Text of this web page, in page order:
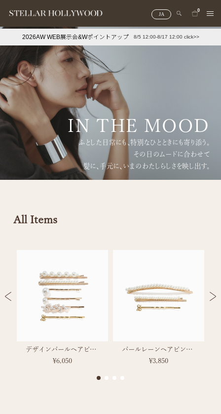
JA
0
#¥10,000以下プチプラアクセ #ランキング
#スタッフイチ押し（通勤パールアクセ）
2026AW WEB展示会&Wポイントアップ 8/5 12:00-8/17 12:00 click>>
IN THE MOOD
ふとした日常にも、特別なひとときにも寄り添う。
その日のムードに合わせて
髪に、手元に、いまのわたしらしさを映し出す。
All Items
デザインパールヘアピンセット
¥6,050
パールレーンヘアピンセット
¥3,850